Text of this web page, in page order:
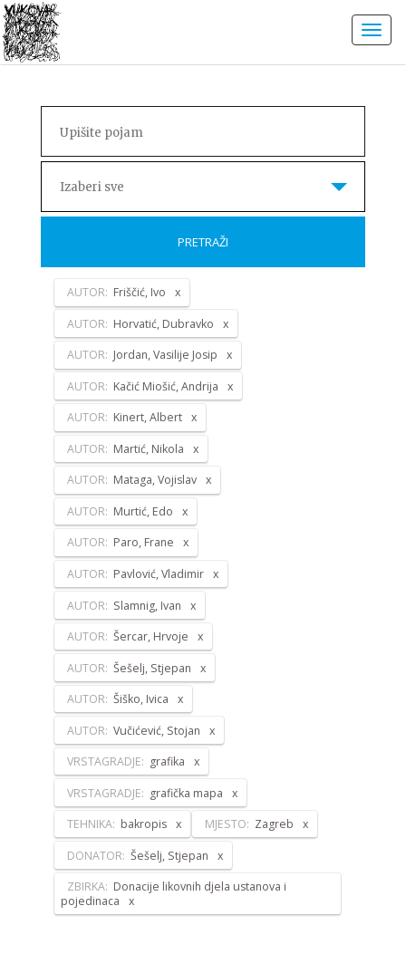
Izaberi sve
PRETRAŽI
AUTOR: Friščić, Ivo
AUTOR: Horvatić, Dubravko
AUTOR: Jordan, Vasilije Josip
AUTOR: Kačić Miošić, Andrija
AUTOR: Kinert, Albert
AUTOR: Martić, Nikola
AUTOR: Mataga, Vojislav
AUTOR: Murtić, Edo
AUTOR: Paro, Frane
AUTOR: Pavlović, Vladimir
AUTOR: Slamnig, Ivan
AUTOR: Šercar, Hrvoje
AUTOR: Šešelj, Stjepan
AUTOR: Šiško, Ivica
AUTOR: Vučićević, Stojan
VRSTAGRADJE: grafika
VRSTAGRADJE: grafička mapa
TEHNIKA: bakropis MJESTO: Zagreb
DONATOR: Šešelj, Stjepan
ZBIRKA: Donacije likovnih djela ustanova i
pojedinaca